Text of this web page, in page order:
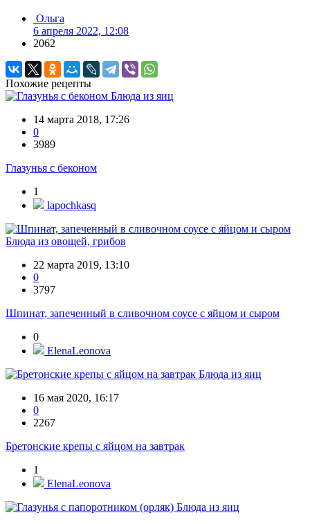
Ольга
6 апреля 2022, 12:08
2062
Похожие рецепты
Блюда из яиц
14 марта 2018, 17:26
0
3989
Глазунья с беконом
1
lapochkasq
Блюда из овощей, грибов
22 марта 2019, 13:10
0
3797
Шпинат, запеченный в сливочном соусе с яйцом и сыром
0
ElenaLeonova
Блюда из яиц
16 мая 2020, 16:17
0
2267
Бретонские крепы с яйцом на завтрак
1
ElenaLeonova
Блюда из яиц